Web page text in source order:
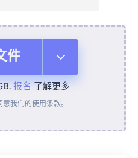
件
报名了解更多
意我们的使用条款。